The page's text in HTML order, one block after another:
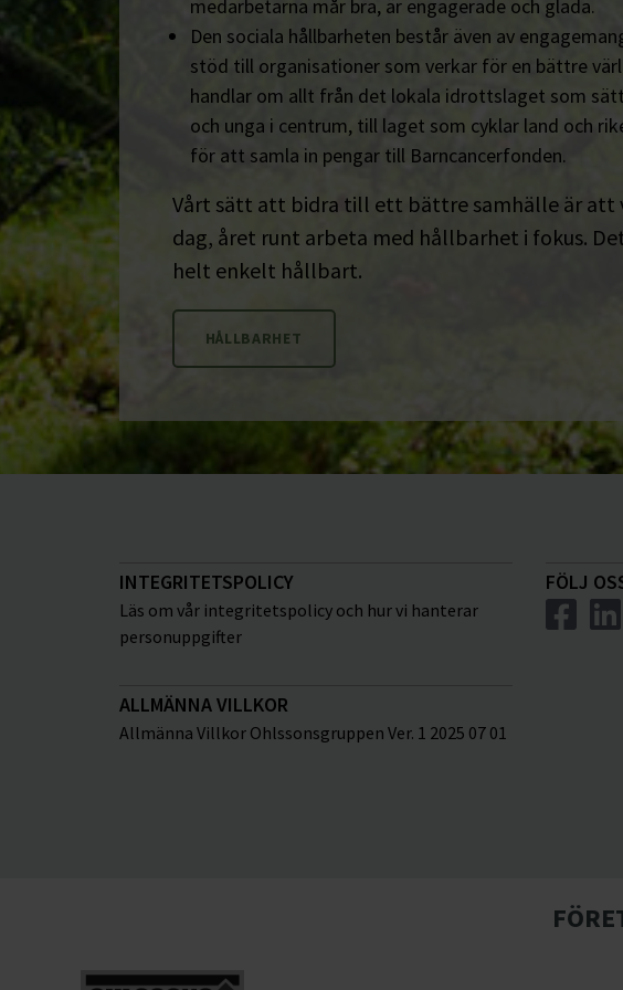
medarbetarna mår bra, är engagerade och glada.
Den sociala hållbarheten består även av
stöd till organisationer som verkar för en bättre
handlar om allt från det lokala idrottslaget som
och unga i centrum, till laget som cyklar land och
för att samla in pengar till Barncancerfonden.
Vårt sätt att bidra till ett bättre samhälle är att
dag, året runt arbeta med hållbarhet i fokus.
helt enkelt hållbart.
HÅLLBARHET
INTEGRITETSPOLICY
Läs om vår integritetspolicy och hur vi hanterar
personuppgifter
ALLMÄNNA VILLKOR
Allmänna Villkor Ohlssonsgruppen Ver. 1 2025 07 01
FÖLJ